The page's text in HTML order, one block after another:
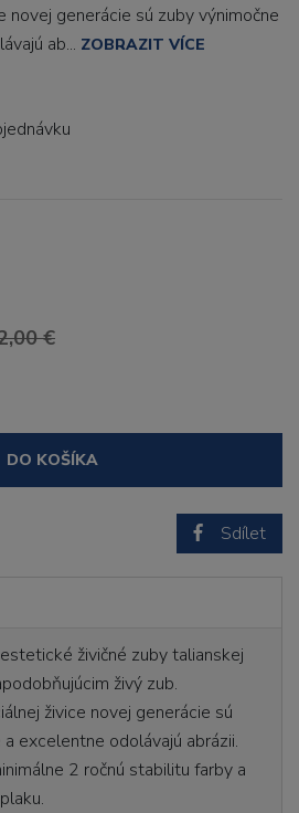
novej generácie sú zuby výnimočne
ab... ZOBRAZIT VÍCE
€
DO KOŠÍKA
Sdílet
živičné zuby talianskej
živý zub.
živice novej generácie sú
excelentne odolávajú abrázii.
2 ročnú stabilitu farby a